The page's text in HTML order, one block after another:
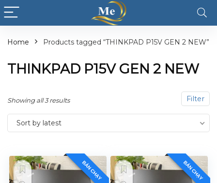
Home Products tagged “THINKPAD P15V GEN 2 NEW”
THINKPAD P15V GEN 2 NEW
Filter
Showing all 3 results
Sort by latest
BÁN CHẠY BÁN CHẠY